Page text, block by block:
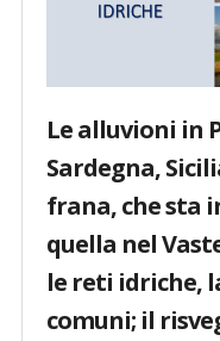
Le alluvioni in
Sardegna,
frana, che sta
quella nel
le reti idriche,
comuni; il